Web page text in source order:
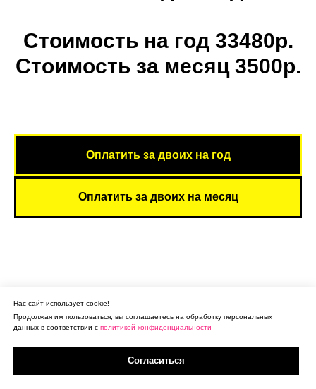
Стоимость на год 33480р.
Стоимость за месяц 3500р.
Оплатить за двоих на год
Оплатить за двоих на месяц
Нас сайт использует cookie!
Продолжая им пользоваться, вы соглашаетесь на обработку персональных
данных в соответствии с политикой конфиденциальности
Согласиться